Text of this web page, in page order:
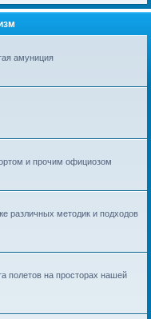
амуниция
и прочим официозом
различных методик и подходов
полетов на просторах нашей